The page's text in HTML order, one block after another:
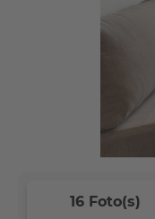
16 Foto(s)